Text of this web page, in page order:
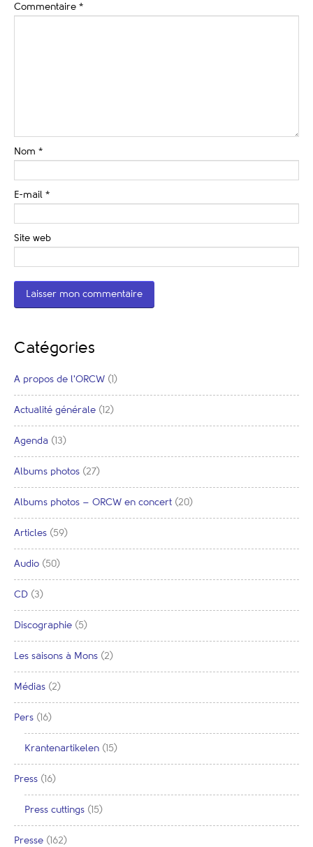
Commentaire *
Nom *
E-mail *
Site web
Catégories
A propos de l'ORCW (1)
Actualité générale (12)
Agenda (13)
Albums photos (27)
Albums photos – ORCW en concert (20)
Articles (59)
Audio (50)
CD (3)
Discographie (5)
Les saisons à Mons (2)
Médias (2)
Pers (16)
Krantenartikelen (15)
Press (16)
Press cuttings (15)
Presse (162)